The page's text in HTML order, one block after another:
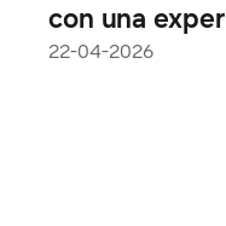
con una
diversión
22-04-2026